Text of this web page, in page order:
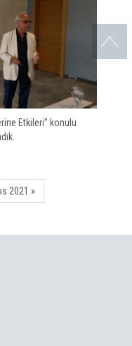
Etkileri” konulu
2021 »